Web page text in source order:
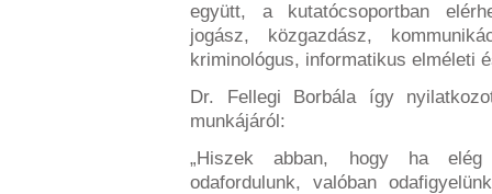
együtt, a kutatócsoportban
jogász, közgazdász,
kriminológus, informatikus elméleti
Dr. Fellegi Borbála így
munkájáról:
„Hiszek abban, hogy ha elég
odafordulunk, valóban